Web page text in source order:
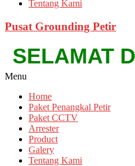
Tentang Kami
Pusat Grounding Petir
SELAMAT
Menu
Home
Paket Penangkal Petir
Paket CCTV
Arrester
Product
Galery
Tentang Kami